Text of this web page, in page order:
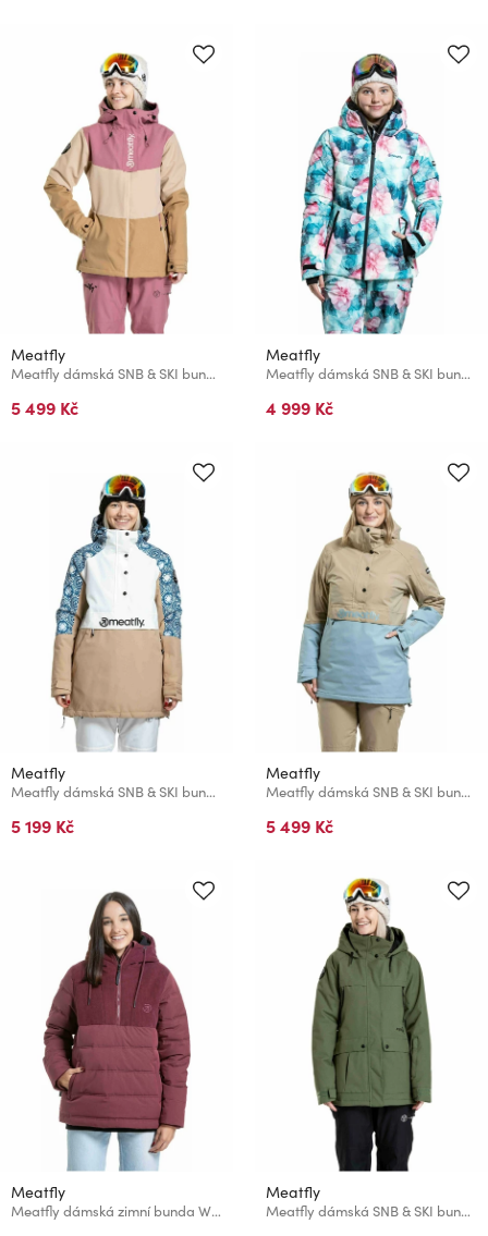
Meatfly
Meatfly dámská SNB & SKI bunda Kirsten Latte / Dusty Rose
5 499 Kč
Meatfly
Meatfly dámská SNB & SKI bunda Bonie Print
4 999 Kč
Meatfly
Meatfly dámská SNB & SKI bunda Aiko Mosaic / Latte
5 199 Kč
Meatfly
Meatfly dámská SNB & SKI bunda Aiko Cloud / Safari
5 499 Kč
Meatfly
Meatfly dámská zimní bunda Winnie Pomegranate
Meatfly
Meatfly dámská SNB & SKI bunda Terra Bronze Green